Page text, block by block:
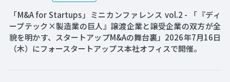
「M&A for Startups」ミニカンファレンス vol.2 - 「『ディ
ープテック×製造業の巨人』譲渡企業と譲受企業の双方が全
貌を明かす、スタートアップM&Aの舞台裏」2026年7月16日
（木）にフォースタートアップス本社オフィスで開催。